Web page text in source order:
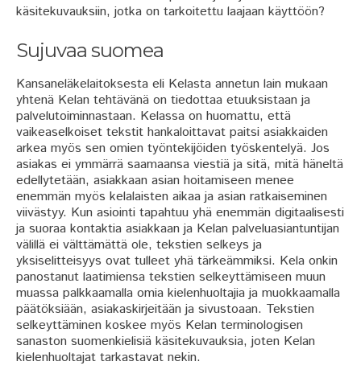
käsitekuvauksiin, jotka on tarkoitettu laajaan käyttöön?
Sujuvaa suomea
Kansaneläkelaitoksesta eli Kelasta annetun lain mukaan
yhtenä Kelan tehtävänä on tiedottaa etuuksistaan ja
palvelutoiminnastaan. Kelassa on huomattu, että
vaikeaselkoiset tekstit hankaloittavat paitsi asiakkaiden
arkea myös sen omien työntekijöiden työskentelyä. Jos
asiakas ei ymmärrä saamaansa viestiä ja sitä, mitä häneltä
edellytetään, asiakkaan asian hoitamiseen menee
enemmän myös kelalaisten aikaa ja asian ratkaiseminen
viivästyy. Kun asiointi tapahtuu yhä enemmän digitaalisesti
ja suoraa kontaktia asiakkaan ja Kelan palveluasiantuntijan
välillä ei välttämättä ole, tekstien selkeys ja
yksiselitteisyys ovat tulleet yhä tärkeämmiksi. Kela onkin
panostanut laatimiensa tekstien selkeyttämiseen muun
muassa palkkaamalla omia kielenhuoltajia ja muokkaamalla
päätöksiään, asiakaskirjeitään ja sivustoaan. Tekstien
selkeyttäminen koskee myös Kelan terminologisen
sanaston suomenkielisiä käsitekuvauksia, joten Kelan
kielenhuoltajat tarkastavat nekin.